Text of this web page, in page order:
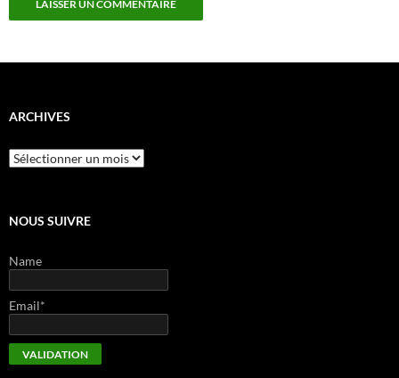
ARCHIVES
Archives
NOUS SUIVRE
Name
Email*